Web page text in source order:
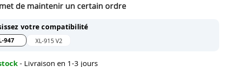
de maintenir un certain ordre
votre compatibilité
947 XL-915 V2
- Livraison en 1-3 jours